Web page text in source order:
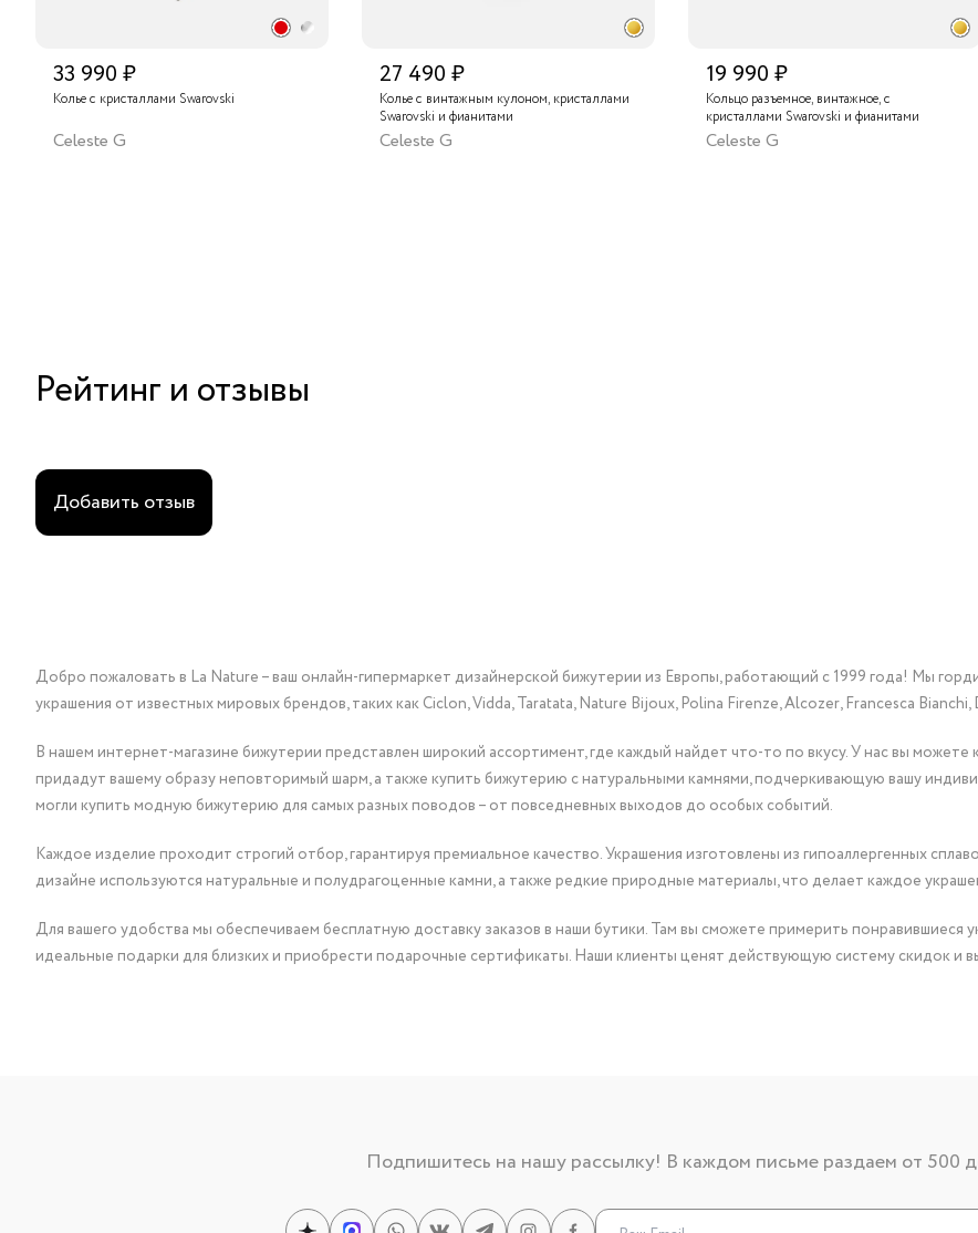
33 990 ₽
Колье с кристаллами Swarovski
Celeste G
27 490 ₽
Колье с винтажным кулоном, кристаллами
Swarovski и фианитами
Celeste G
19 990 ₽
Кольцо разъемное, винтажное, с
кристаллами Swarovski и фианитами
Celeste G
Рейтинг и отзывы
Добавить отзыв
Добро пожаловать в La Nature – ваш онлайн-гипермаркет дизайнерской бижутерии из Европы, работающий с 1999 года! Мы
украшения от известных мировых брендов, таких как Ciclon, Vidda, Taratata, Nature Bijoux, Polina Firenze, Alcozer, Francesca
В нашем интернет-магазине бижутерии представлен широкий ассортимент, где каждый найдет что-то по вкусу. У нас вы
придадут вашему образу неповторимый шарм, а также купить бижутерию с натуральными камнями, подчеркивающую вашу
могли купить модную бижутерию для самых разных поводов – от повседневных выходов до особых событий.
Каждое изделие проходит строгий отбор, гарантируя премиальное качество. Украшения изготовлены из гипоаллергенных
дизайне используются натуральные и полудрагоценные камни, а также редкие природные материалы, что делает каждое
Для вашего удобства мы обеспечиваем бесплатную доставку заказов в наши бутики. Там вы сможете примерить понравившиеся
идеальные подарки для близких и приобрести подарочные сертификаты. Наши клиенты ценят действующую систему скидок и
Подпишитесь на нашу рассылку! В каждом письме раздаем от 500